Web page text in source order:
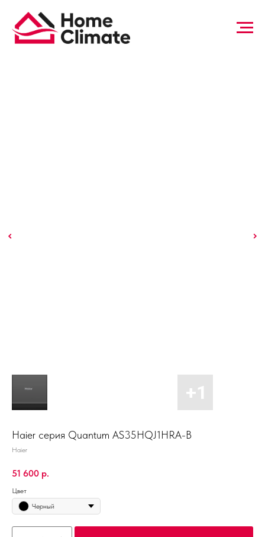
Haier серия Quantum AS35HQJ1HRA-B
Haier
51 600 р.
Цвет
Черный